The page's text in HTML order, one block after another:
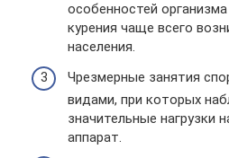
особенностей
курения чаще всего
населения.
Чрезмерные занятия
видами, при которых
значительные нагрузки
аппарат.